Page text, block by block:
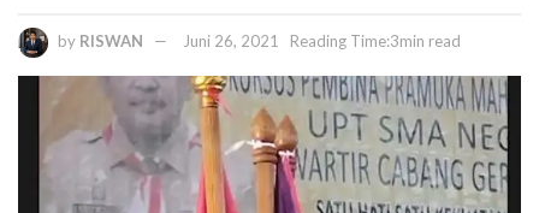
by RISWAN Juni 26, 2021 Reading Time:3min read